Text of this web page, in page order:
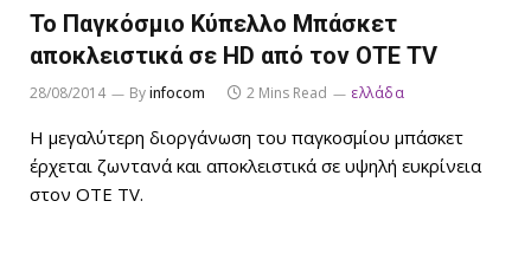
Το Παγκόσμιο Κύπελλο Μπάσκετ
αποκλειστικά σε HD από τον ΟΤΕ TV
28/08/2014 Byinfocom 2 Mins Read ελλάδα
Η μεγαλύτερη διοργάνωση του παγκοσμίου μπάσκετ
έρχεται ζωντανά και αποκλειστικά σε υψηλή ευκρίνεια
στον ΟΤΕ TV.